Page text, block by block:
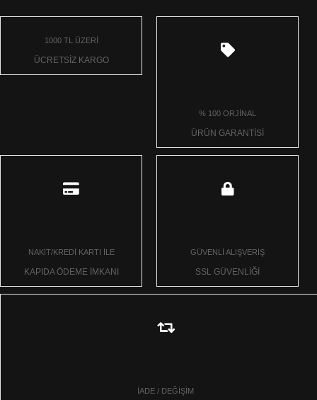
1000 TL ÜZERİ
ÜCRETSİZ KARGO
% 100 ORJİNAL
ÜRÜN GARANTİSİ
NAKİT/KREDİ KARTI İLE
KAPIDA ÖDEME İMKANI
GÜVENLİ ALIŞVERİŞ
SSL GÜVENLİĞİ
İADE / DEĞİŞİM